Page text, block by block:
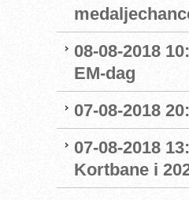
08-08-2018
EM-dag
07-08-2018
07-08-2018
Kortbane i